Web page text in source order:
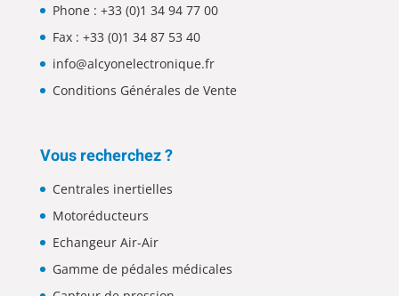
Phone : +33 (0)1 34 94 77 00
Fax : +33 (0)1 34 87 53 40
info@alcyonelectronique.fr
Conditions Générales de Vente
Vous recherchez ?
Centrales inertielles
Motoréducteurs
Echangeur Air-Air
Gamme de pédales médicales